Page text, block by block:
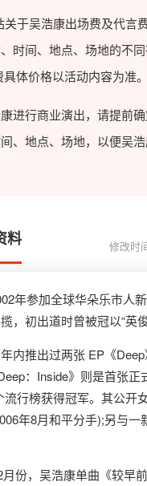
于吴浩康出场费及代言
时间、地点、场地的不
体价格以活动内容为准。
行商业演出，请提前确
、地点、场地，以便吴
料 修改时
参加全球华朵乐市人新
，初出道时曾被冠以“英
推出过两张 EP《Deep
：Inside》则是首张正
流行榜获得冠军。其公开
年8月和平分手);另与一
份，吴浩康单曲《较早